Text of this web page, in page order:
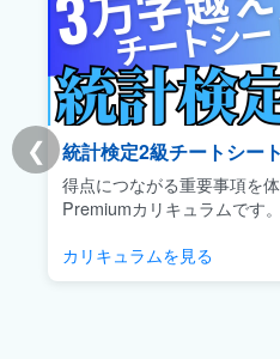
❮ 統計検定2級チートシート
得点につながる重要事項を
Premiumカリキュラムです。
カリキュラムを見る